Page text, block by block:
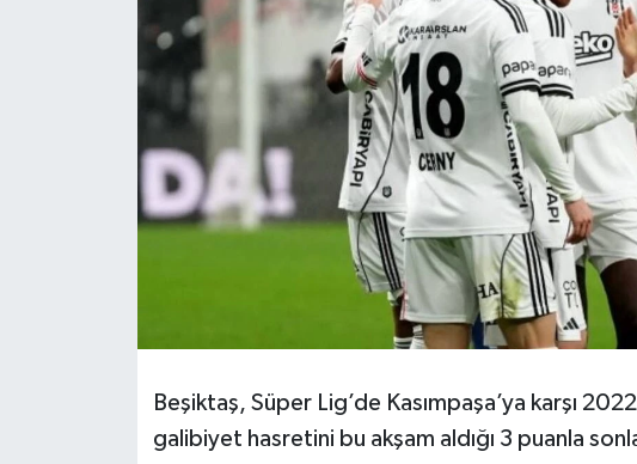
Beşiktaş, Süper Lig’de Kasımpaşa’ya karşı
galibiyet hasretini bu akşam aldığı 3 puanla